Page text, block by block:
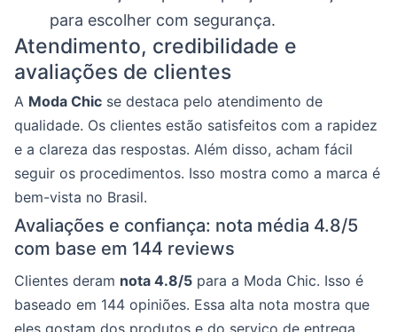
para escolher com segurança.
Atendimento, credibilidade e
avaliações de clientes
A Moda Chic se destaca pelo atendimento de
qualidade. Os clientes estão satisfeitos com a rapidez
e a clareza das respostas. Além disso, acham fácil
seguir os procedimentos. Isso mostra como a marca é
bem-vista no Brasil.
Avaliações e confiança: nota média 4.8/5
com base em 144 reviews
Clientes deram nota 4.8/5 para a Moda Chic. Isso é
baseado em 144 opiniões. Essa alta nota mostra que
eles gostam dos produtos e do serviço de entrega.